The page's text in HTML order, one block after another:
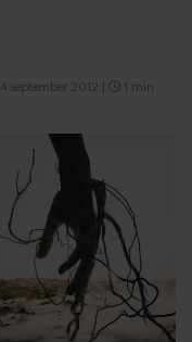
14 september 2012 1 min